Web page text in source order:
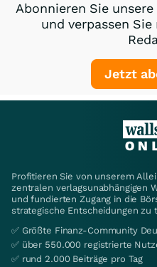
Abonnieren Sie
und verpassen
Jetzt
Profitieren Sie von unserem
zentralen verlagsunabhängigen
und fundierten Zugang in die
strategische Entscheidungen zu
✅ Größte Finanz-Community
✅ über 550.000 registrierte
✅ rund 2.000 Beiträge pro Tag